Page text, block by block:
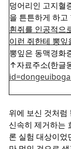
덩어리인 고지혈
을 튼튼하게 하
흰쥐를 인공적으
이런 쥐한테 뽕
뽕잎은 동맥경화
↑자료주소(한글
위에 보신 것처럼
신속히 제거하는
론 실험 대상이었